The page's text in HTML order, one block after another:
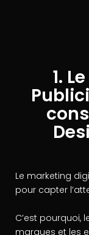
1.
Le marketing
pour capter
C’est pourquoi,
marques et les